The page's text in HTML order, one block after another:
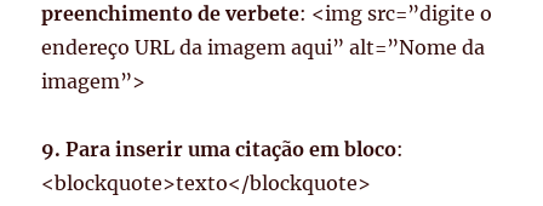
preenchimento de verbete: <img src=”digite o
endereço URL da imagem aqui” alt=”Nome da
imagem”>
9. Para inserir uma citação em bloco:
<blockquote>texto</blockquote>